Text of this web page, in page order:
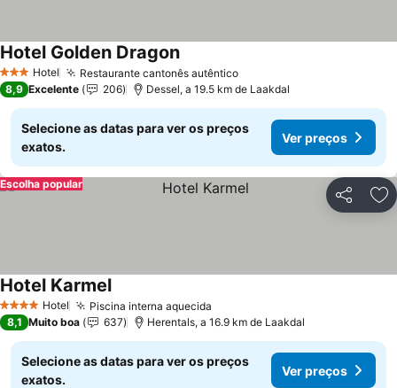
3 EstrelasHotel Restaurante cantonês autênticoVer preços
Hotel Golden DragonVer preços
8,9 Excelente 206 Dessel, a 19.5 km de Laakdal
Selecione as datas para ver os preços
exatos.
Ver preços
Partilhar
Escolha popular
4 EstrelasHotel Piscina interna aquecida
Hotel KarmelVer preços
8,1 Muito boa 637 Herentals, a 16.9 km de Laakdal
Selecione as datas para ver os preços
exatos.
Ver preços